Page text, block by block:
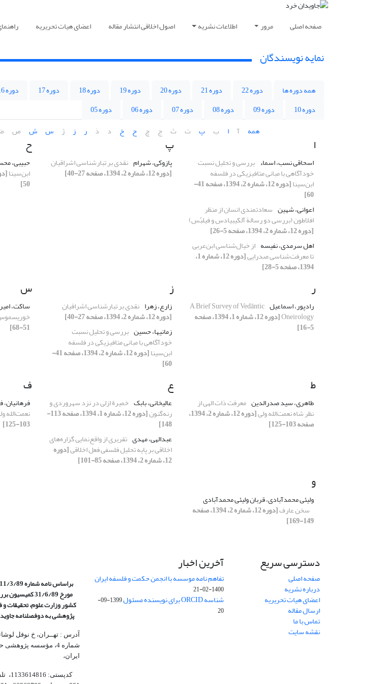
صفحه اصلی مرور اطلاعات نشریه اصول اخلاقی انتشار مقاله اعضای هیات تحریریه
نمایه نویسندگان
همه دوره ها دوره 22 دوره 21 دوره 20 دوره 19 دوره 18 دوره 17 دوره 16
دوره 10
دوره 09 دوره 08 دوره 07 دوره 06
دوره 05
همه
آ ا ب پ ت ث ج چ ح خ د ذ ر ز ژ س ش ص
ا
اسحاقی نسب، اسماء بررسی و تحلیل نسبت
خودآگاهی با مبانی متافیزیکی در فلسفه
ابن‌سینا [دوره 12، شماره 2، 1394، صفحه 41-
60]
اعوانی، شهین سعادتمندی انسان از منظر
افلاطون (بررسی دو رسالة آلکیبیادس و فیلبُس)
[دوره 12، شماره 2، 1394، صفحه 5-26]
اهل سرمدی، نفیسه از خیال‌شناسی ابن‌عربی
تا معرفت‌شناسی صدرایی [دوره 12، شماره 1،
1394، صفحه 5-28]
پ
پازوکی، شهرام نقدی بر تبارشناسی اشراقیان
[دوره 12، شماره 2، 1394، صفحه 27-40]
ح
حبیبی،
ابن‌سینا
50]
ر
رادپور، اسماعیل A Brief Survey of Vedāntic
Oneirology [دوره 12، شماره 1، 1394، صفحه
5-16]
ز
زارع، زهرا نقدی بر تبارشناسی اشراقیان
[دوره 12، شماره 2، 1394، صفحه 27-40]
زمانیها، حسین بررسی و تحلیل نسبت
خودآگاهی با مبانی متافیزیکی در فلسفه
ابن‌سینا [دوره 12، شماره 2، 1394، صفحه 41-
60]
س
ساکت،
51-68]
ط
طاهری، سید صدرالدین معرفت ذات الهی از
نظر شاه نعمت‌الله ولی [دوره 12، شماره 2، 1394،
صفحه 103-125]
ع
عالیخانی، بابک خمیرة ازلی در نزد سهروردی و
رنه‌گنون [دوره 12، شماره 1، 1394، صفحه 113-
148]
عبدالهی، مهدی تقریری از واقع‌نمایی گزاره‌های
اخلاقی بر پایه تحلیل فلسفی فعل اخلاقی[دوره
12، شماره 2، 1394، صفحه 85-101]
ف
فرهانیان،
نعمت‌الله
103-125]
و
ولیئی محمدآبادی، قربان ولیئی محمدآبادی
سخن عارف [دوره 12، شماره 2، 1394، صفحه
149-169]
دسترسی سریع
صفحه اصلی
درباره نشریه
اعضای هیات تحریریه
ارسال مقاله
تماس با ما
نقشه سایت
آخرین اخبار
تفاهم نامه موسسه با انجمن حکمت و فلسفه ایران
1400-02-21
شناسه ORCID برای نویسنده مسئول
1399-09-
20
مورخ 31/6/89 کمیسیون
کشور وزارت علوم، تحقیقات
پژوهشیبه دوفصلنامه
آدرس : تهــران، خ نوفل
شماره 4،‌ مؤسسه
ایران،‌